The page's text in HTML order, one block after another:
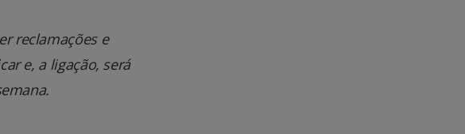
reclamações e
e, a ligação, será